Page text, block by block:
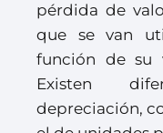
pérdida de
que se van
función de su
Existen
depreciación,